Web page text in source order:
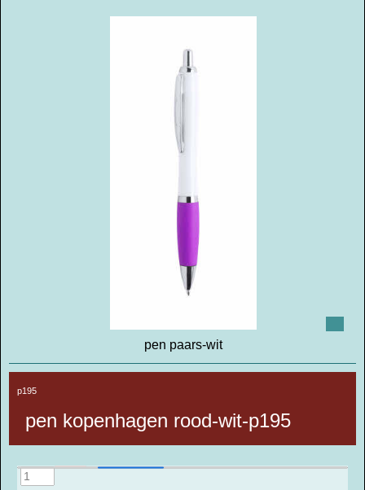
pen paars-wit
p195
pen kopenhagen rood-wit-p195